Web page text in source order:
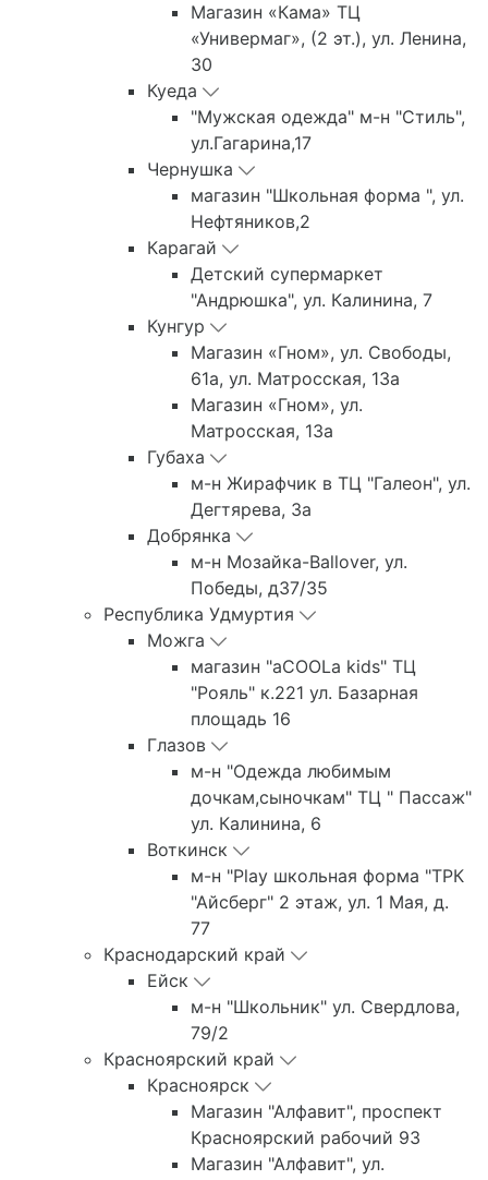
Магазин «Кама» ТЦ
«Универмаг», (2 эт.), ул. Ленина,
30
Куеда
"Мужская одежда" м-н "Стиль",
ул.Гагарина,17
Чернушка
магазин "Школьная форма ", ул.
Нефтяников,2
Карагай
Детский супермаркет
"Андрюшка", ул. Калинина, 7
Кунгур
Магазин «Гном», ул. Свободы,
61а, ул. Матросская, 13а
Магазин «Гном», ул.
Матросская, 13а
Губаха
м-н Жирафчик в ТЦ "Галеон", ул.
Дегтярева, 3а
Добрянка
м-н Мозайка-Ballover, ул.
Победы, д37/35
Республика Удмуртия
Можга
магазин "aCOOLa kids" ТЦ
"Рояль" к.221 ул. Базарная
площадь 16
Глазов
м-н "Одежда любимым
дочкам,сыночкам" ТЦ " Пассаж"
ул. Калинина, 6
Воткинск
м-н "Play школьная форма "ТРК
"Айсберг" 2 этаж, ул. 1 Мая, д.
77
Краснодарский край
Ейск
м-н "Школьник" ул. Свердлова,
79/2
Красноярский край
Красноярск
Магазин "Алфавит", проспект
Красноярский рабочий 93
Магазин "Алфавит", ул.